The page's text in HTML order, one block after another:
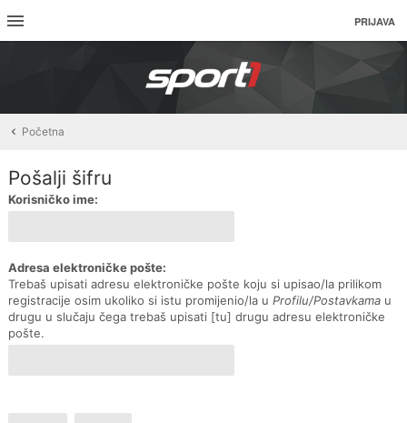
PRIJAVA
Početna
Pošalji šifru
Korisničko ime:
Adresa elektroničke pošte:
Trebaš upisati adresu elektroničke pošte koju si upisao/la prilikom
registracije osim ukoliko si istu promijenio/la u Profilu/Postavkama u
drugu u slučaju čega trebaš upisati [tu] drugu adresu elektroničke
pošte.